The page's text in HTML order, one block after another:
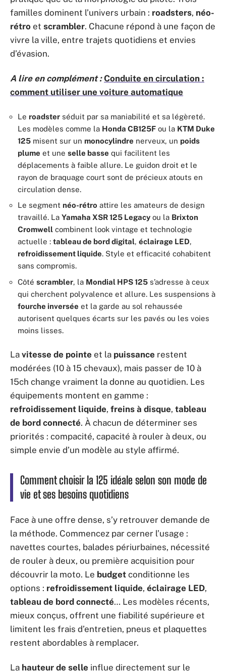
familles dominent l’univers urbain : roadsters, néo-
rétro et scrambler. Chacune répond à une façon de
vivre la ville, entre trajets quotidiens et envies
d’évasion.
A lire en complément : Conduite en circulation :
comment utiliser une voiture automatique
Le roadster séduit par sa maniabilité et sa légèreté.
Les modèles comme la Honda CB125F ou la KTM Duke
125 misent sur un monocylindre nerveux, un poids
plume et une selle basse qui facilitent les
déplacements à faible allure. Le guidon droit et le
rayon de braquage court sont de précieux atouts en
circulation dense.
Le segment néo-rétro attire les amateurs de design
travaillé. La Yamaha XSR 125 Legacy ou la Brixton
Cromwell combinent look vintage et technologie
actuelle : tableau de bord digital, éclairage LED,
refroidissement liquide. Style et efficacité cohabitent
sans compromis.
Côté scrambler, la Mondial HPS 125 s’adresse à ceux
qui cherchent polyvalence et allure. Les suspensions à
fourche inversée et la garde au sol rehaussée
autorisent quelques écarts sur les pavés ou les voies
moins lisses.
La vitesse de pointe et la puissance restent
modérées (10 à 15 chevaux), mais passer de 10 à
15ch change vraiment la donne au quotidien. Les
équipements montent en gamme :
refroidissement liquide, freins à disque, tableau
de bord connecté. À chacun de déterminer ses
priorités : compacité, capacité à rouler à deux, ou
simple envie d’un modèle au style affirmé.
Comment choisir la 125 idéale selon son mode de
vie et ses besoins quotidiens
Face à une offre dense, s’y retrouver demande de
la méthode. Commencez par cerner l’usage :
navettes courtes, balades périurbaines, nécessité
de rouler à deux, ou première acquisition pour
découvrir la moto. Le budget conditionne les
options : refroidissement liquide, éclairage LED,
tableau de bord connecté… Les modèles récents,
mieux conçus, offrent une fiabilité supérieure et
limitent les frais d’entretien, pneus et plaquettes
restent abordables à remplacer.
La hauteur de selle influe directement sur le